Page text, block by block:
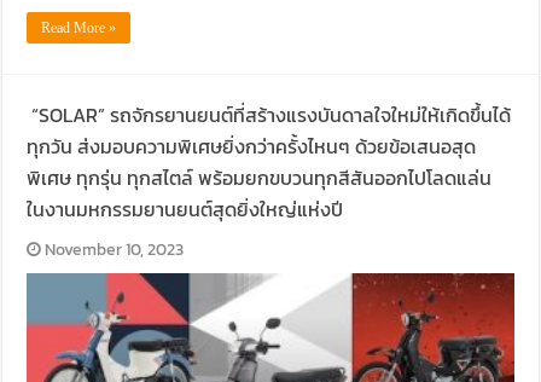
Read More »
“SOLAR” รถจักรยานยนต์ที่สร้างแรงบันดาลใจใหม่ให้เกิดขึ้นได้
ทุกวัน ส่งมอบความพิเศษยิ่งกว่าครั้งไหนๆ ด้วยข้อเสนอสุด
พิเศษ ทุกรุ่น ทุกสไตล์ พร้อมยกขบวนทุกสีสันออกไปโลดแล่น
ในงานมหกรรมยานยนต์สุดยิ่งใหญ่แห่งปี
November 10, 2023